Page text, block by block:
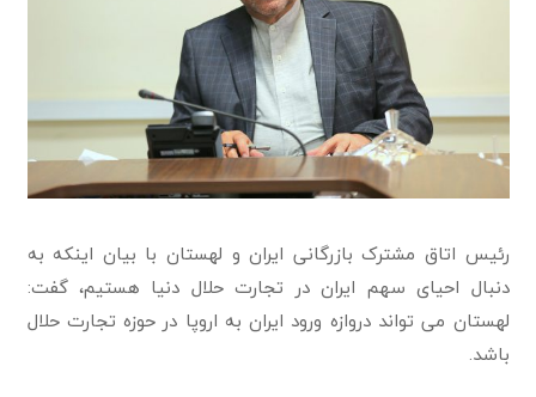
رئیس اتاق مشترک بازرگانی ایران و لهستان با بیان اینکه به
دنبال احیای سهم ایران در تجارت حلال دنیا هستیم، گفت:
لهستان می تواند دروازه ورود ایران به اروپا در حوزه تجارت حلال
باشد.